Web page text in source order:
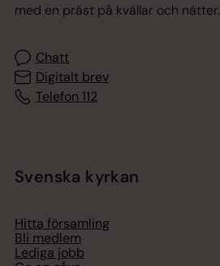
med en präst på kvällar och nätter.
Chatt
Digitalt brev
Telefon 112
Svenska kyrkan
Hitta församling
Bli medlem
Lediga jobb